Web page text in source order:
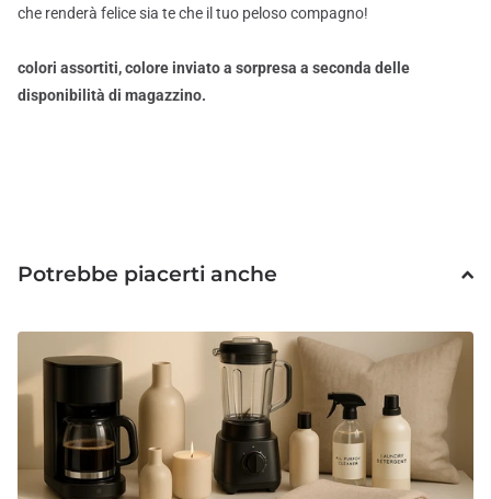
che renderà felice sia te che il tuo peloso compagno!
colori assortiti, colore inviato a sorpresa a seconda delle
disponibilità di magazzino.
Potrebbe piacerti anche